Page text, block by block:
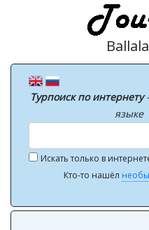
Турпоиск по интернету-
языке
Искать только в
Кто-то нашёл